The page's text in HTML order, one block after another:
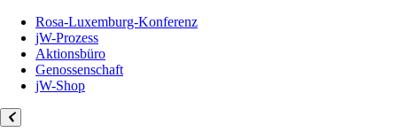
Rosa-Luxemburg-Konferenz
jW-Prozess
Aktionsbüro
Genossenschaft
jW-Shop